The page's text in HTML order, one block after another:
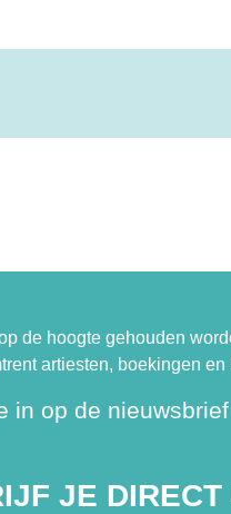
de hoogte gehouden
artiesten, boekingen en
in op de
JE DIRECT